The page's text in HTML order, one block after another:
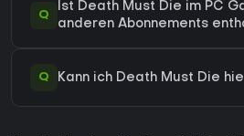
Q
Ist Death Must Die im PC
anderen Abonnements
Q Kann ich Death Must Die